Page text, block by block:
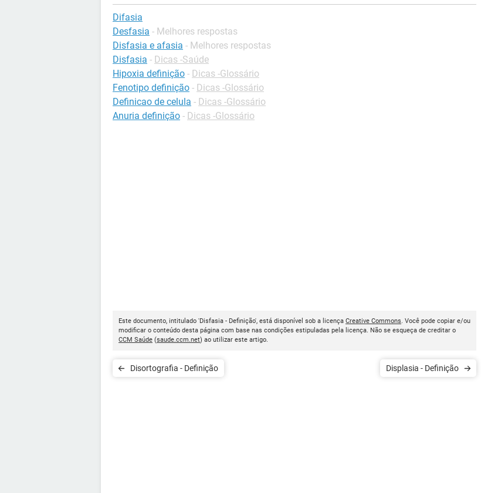
Difasia
Desfasia - Melhores respostas
Disfasia e afasia - Melhores respostas
Disfasia - Dicas -Saúde
Hipoxia definição - Dicas -Glossário
Fenotipo definição - Dicas -Glossário
Definicao de celula - Dicas -Glossário
Anuria definição - Dicas -Glossário
Este documento, intitulado 'Disfasia - Definição', está disponível sob a licença Creative Commons. Você pode copiar e/ou
modificar o conteúdo desta página com base nas condições estipuladas pela licença. Não se esqueça de creditar o
CCM Saúde (saude.ccm.net) ao utilizar este artigo.
Disortografia - Definição Displasia - Definição